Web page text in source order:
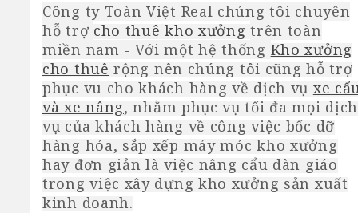
Công ty Toàn Việt Real chúng tôi chuyên
hỗ trợ cho thuê kho xưởngtrên toàn
miền nam - Với một hệ thống Kho xưởng
cho thuê rộng nên chúng tôi cũng hỗ trợ
phục vu cho khách hàng về dịch vụ xe
và xe nâng, nhằm phục vụ tối đa mọi dịch
vụ của khách hàng về công việc bốc dỡ
hàng hóa, sắp xếp máy móc kho xưởng
hay đơn giản là việc nâng cẩu dàn giáo
trong việc xây dựng kho xưởng sản xuất
kinh doanh.